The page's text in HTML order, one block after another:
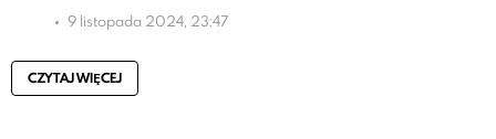
9 listopada 2024, 23:47
CZYTAJ WIĘCEJ